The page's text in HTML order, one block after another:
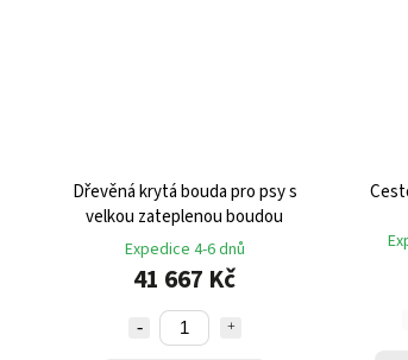
Dřevěná krytá bouda pro psy s
velkou zateplenou boudou
Expedice 4-6 dnů
41 667 Kč